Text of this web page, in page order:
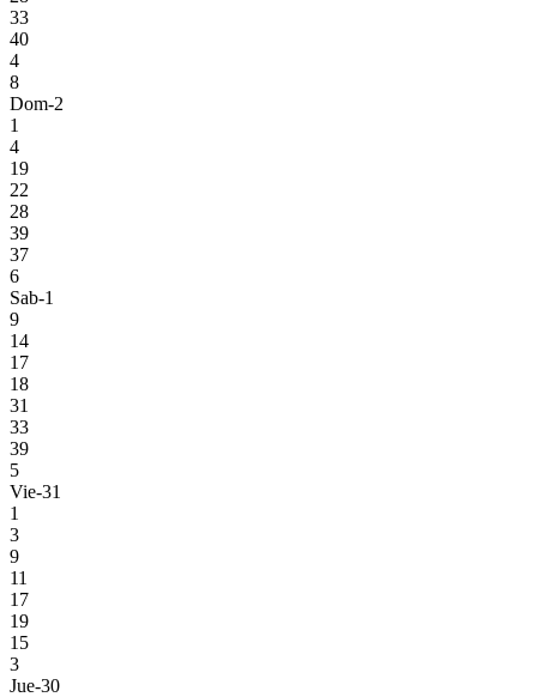
33
40
4
8
Dom-2
1
4
19
22
28
39
37
6
Sab-1
9
14
17
18
31
33
39
5
Vie-31
1
3
9
11
17
19
15
3
Jue-30